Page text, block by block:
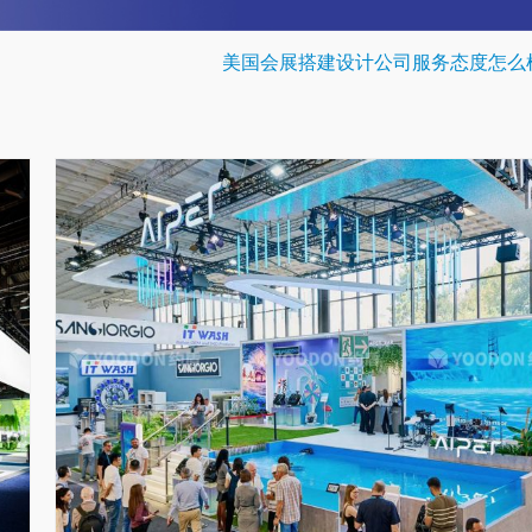
美国会展搭建设计公司服务态度怎么